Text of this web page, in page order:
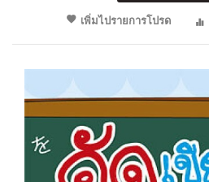
เพิ่มไปรายการโปรด